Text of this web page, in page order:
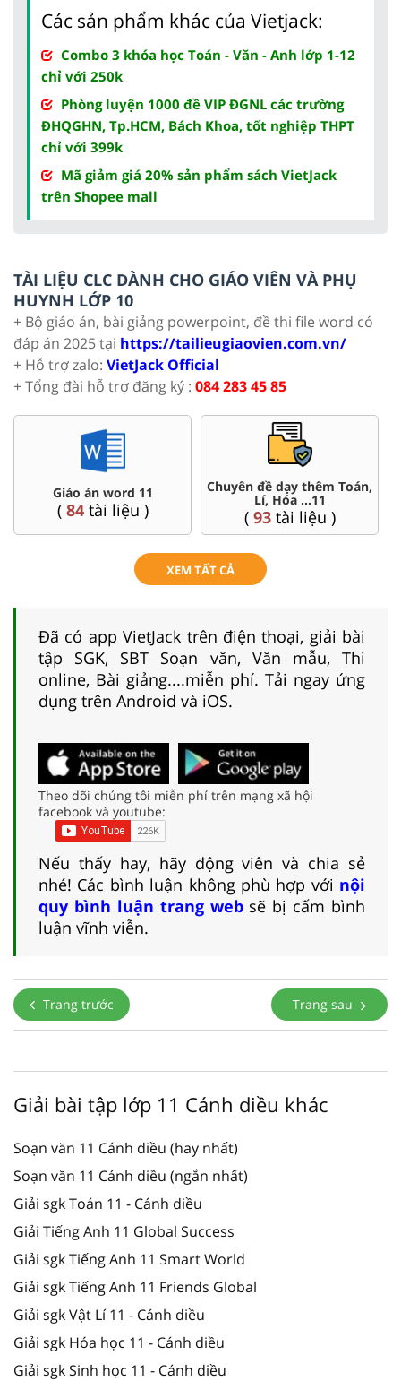
Các sản phẩm khác của Vietjack:
Combo 3 khóa học Toán - Văn - Anh lớp 1-12
chỉ với 250k
Phòng luyện 1000 đề VIP ĐGNL các trường
ĐHQGHN, Tp.HCM, Bách Khoa, tốt nghiệp THPT
chỉ với 399k
Mã giảm giá 20% sản phẩm sách VietJack
trên Shopee mall
TÀI LIỆU CLC DÀNH CHO GIÁO VIÊN VÀ PHỤ
HUYNH LỚP 10
+ Bộ giáo án, bài giảng powerpoint, đề thi file word có
đáp án 2025 tại https://tailieugiaovien.com.vn/
+ Hỗ trợ zalo: VietJack Official
+ Tổng đài hỗ trợ đăng ký : 084 283 45 85
Giáo án word 11
( 84tài liệu )
Chuyên đề dạy thêm Toán,
Lí, Hóa ...11
( 93tài liệu )
XEM TẤT CẢ
Đã có app VietJack trên điện thoại, giải bài
tập SGK, SBT Soạn văn, Văn mẫu, Thi
online, Bài giảng....miễn phí. Tải ngay ứng
dụng trên Android và iOS.
Theo dõi chúng tôi miễn phí trên mạng xã hội
facebook và youtube:
Nếu thấy hay, hãy động viên và chia sẻ
nhé! Các bình luận không phù hợp với nội
quy bình luận trang websẽ bị cấm bình
luận vĩnh viễn.
Trang trước Trang sau
Giải bài tập lớp 11 Cánh diều khác
Soạn văn 11 Cánh diều (hay nhất)
Soạn văn 11 Cánh diều (ngắn nhất)
Giải sgk Toán 11 - Cánh diều
Giải Tiếng Anh 11 Global Success
Giải sgk Tiếng Anh 11 Smart World
Giải sgk Tiếng Anh 11 Friends Global
Giải sgk Vật Lí 11 - Cánh diều
Giải sgk Hóa học 11 - Cánh diều
Giải sgk Sinh học 11 - Cánh diều